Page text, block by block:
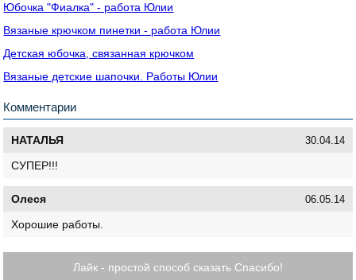
Юбочка "Фиалка" - работа Юлии
Вязаные крючком пинетки - работа Юлии
Детская юбочка, связанная крючком
Вязаные детские шапочки. Работы Юлии
Комментарии
НАТАЛЬЯ 30.04.14
СУПЕР!!!
Олеся 06.05.14
Хорошие работы.
Лайк - простой способ сказать Спасибо!